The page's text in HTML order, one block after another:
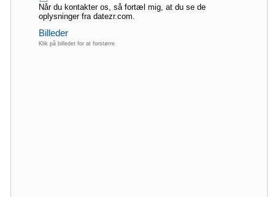
Når du kontakter os, så fortæl mig, at du se de
oplysninger fra datezr.com.
Billeder
Klik på billedet for at forstørre